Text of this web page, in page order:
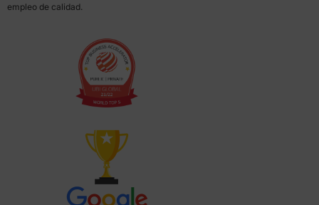
empleo de calidad.